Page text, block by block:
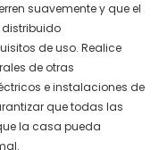
suavemente y que el
de uso. Realice
de otras
e instalaciones de
que todas las
la casa pueda